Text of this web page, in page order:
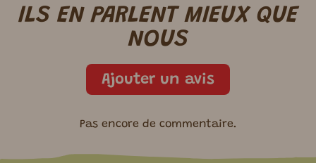
ILS EN PARLENTMIEUXQUE
NOUS
Ajouter un avis
Pas encore de commentaire.